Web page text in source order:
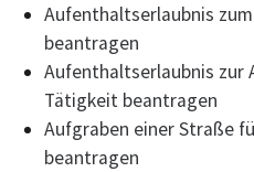
Aufenthaltserlaubnis
beantragen
Aufenthaltserlaubnis zur
Tätigkeit beantragen
Aufgraben einer Straße
beantragen